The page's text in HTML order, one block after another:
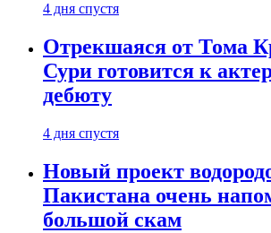
4 дня спустя
Отрекшаяся от Тома
Сури готовится к
дебюту
4 дня спустя
Новый проект
Пакистана очень
большой скам